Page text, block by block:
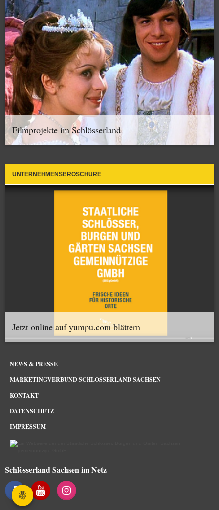
Filmprojekte im Schlösserland
UNTERNEHMENSBROSCHÜRE
Jetzt online auf yumpu.com blättern
NEWS & PRESSE
MARKETINGVERBUND SCHLÖSSERLAND SACHSEN
KONTAKT
DATENSCHUTZ
IMPRESSUM
Schlösserland Sachsen im Netz